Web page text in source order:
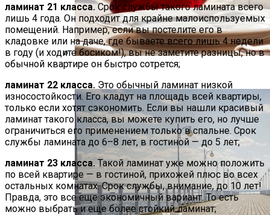
Сервировка Стола По Знаку Зодиака
ламинат 21 класса.Срок службы такого ламината всего
лишь 4 года. Он подходит для крайне малоиспользуемых
помещений. Например, если вы постелите его в
кладовке или на даче, где бываете всего лишь 4 недели
в году (и ходите босиком!), вы не заметите разницы, но в
обычной квартире он быстро сотрется;
ламинат 22 класса. Это обычный ламинат низкой
износостойкости. Его кладут на площадь всей квартиры,
только если хотят сэкономить. Если вы нашли красивый
ламинат такого класса, вы можете купить его, но лучше
ограничиться его применением только в спальне. Срок
службы ламината до 6–8 лет, в гостиной — до 5 лет;
ламинат 23 класса.Такой ламинат уже можно положить
по всей квартире — в гостиной, прихожей плюс во всех
остальных комнатах. Срок службы, внимание, до 10 лет!
Правда, это все еще экономичный вариант. То есть
можно выбрать и еще более стойкий ламинат;